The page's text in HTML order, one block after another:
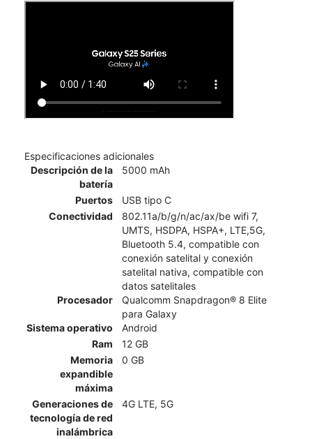
Especificaciones adicionales
Descripción de la
batería
5000 mAh
Puertos
USB tipo C
Conectividad
802.11a/b/g/n/ac/ax/be wifi 7,
UMTS, HSDPA, HSPA+, LTE,5G,
Bluetooth 5.4, compatible con
conexión satelital y conexión
satelital nativa, compatible con
datos satelitales​​​​​​​
Procesador
Qualcomm Snapdragon® 8 Elite
para Galaxy
Sistema operativo
Android
Ram
12 GB
Memoria
expandible
máxima
0 GB
Generaciones de
tecnología de red
inalámbrica
4G LTE, 5G